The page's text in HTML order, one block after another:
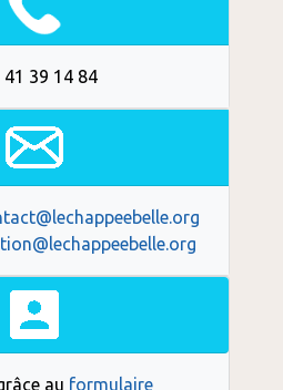
39 14 84
au formulaire